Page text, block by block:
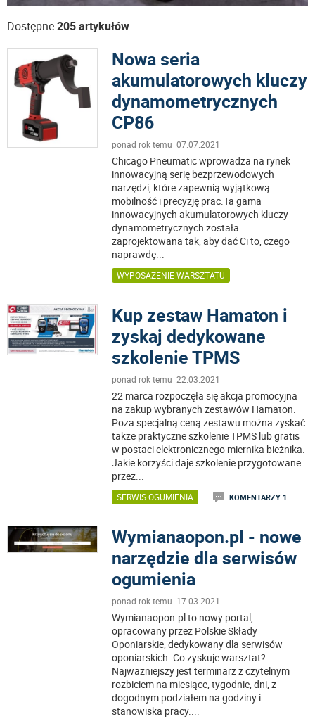
Dostępne205 artykułów
Nowa seria
akumulatorowych kluczy
dynamometrycznych
CP86
ponad rok temu 07.07.2021
Chicago Pneumatic wprowadza na rynek
innowacyjną serię bezprzewodowych
narzędzi, które zapewnią wyjątkową
mobilność i precyzję prac.Ta gama
innowacyjnych akumulatorowych kluczy
dynamometrycznych została
zaprojektowana tak, aby dać Ci to, czego
naprawdę...
WYPOSAŻENIE WARSZTATU
Kup zestaw Hamaton i
zyskaj dedykowane
szkolenie TPMS
ponad rok temu 22.03.2021
22 marca rozpoczęła się akcja promocyjna
na zakup wybranych zestawów Hamaton.
Poza specjalną ceną zestawu można zyskać
także praktyczne szkolenie TPMS lub gratis
w postaci elektronicznego miernika bieżnika.
Jakie korzyści daje szkolenie przygotowane
przez...
SERWIS OGUMIENIA KOMENTARZY 1
Wymianaopon.pl - nowe
narzędzie dla serwisów
ogumienia
ponad rok temu 17.03.2021
Wymianaopon.pl to nowy portal,
opracowany przez Polskie Składy
Oponiarskie, dedykowany dla serwisów
oponiarskich. Co zyskuje warsztat?
Najważniejszy jest terminarz z czytelnym
rozbiciem na miesiące, tygodnie, dni, z
dogodnym podziałem na godziny i
stanowiska pracy....